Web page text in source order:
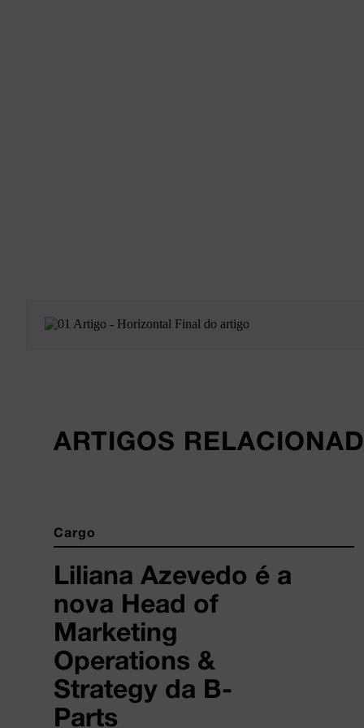
ARTIGOS
Cargo
Liliana Azevedo é a
nova Head of
Marketing
Operations &
Strategy da B-
Parts